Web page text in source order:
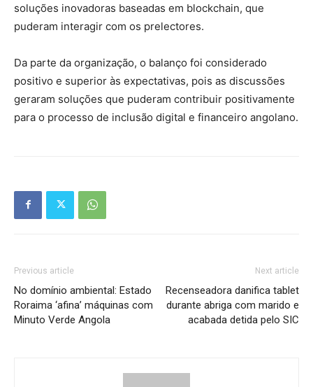
soluções inovadoras baseadas em blockchain, que
puderam interagir com os prelectores.
Da parte da organização, o balanço foi considerado
positivo e superior às expectativas, pois as discussões
geraram soluções que puderam contribuir positivamente
para o processo de inclusão digital e financeiro angolano.
Previous article
No domínio ambiental: Estado
Roraima ‘afina’ máquinas com
Minuto Verde Angola
Next article
Recenseadora danifica tablet
durante abriga com marido e
acabada detida pelo SIC